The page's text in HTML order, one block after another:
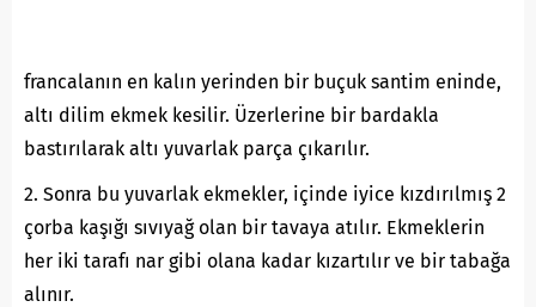
francalanın en kalın yerinden bir buçuk santim eninde,
altı dilim ekmek kesilir. Üzerlerine bir bardakla
bastırılarak altı yuvarlak parça çıkarılır.
2. Sonra bu yuvarlak ekmekler, içinde iyice kızdırılmış 2
çorba kaşığı sıvıyağ olan bir tavaya atılır. Ekmeklerin
her iki tarafı nar gibi olana kadar kızartılır ve bir tabağa
alınır.